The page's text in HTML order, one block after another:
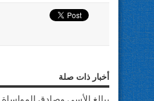
أخبار ذات صلة